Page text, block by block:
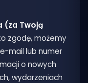
(za Twoją
zgodę, możemy
mail lub numer
o nowych
wydarzeniach